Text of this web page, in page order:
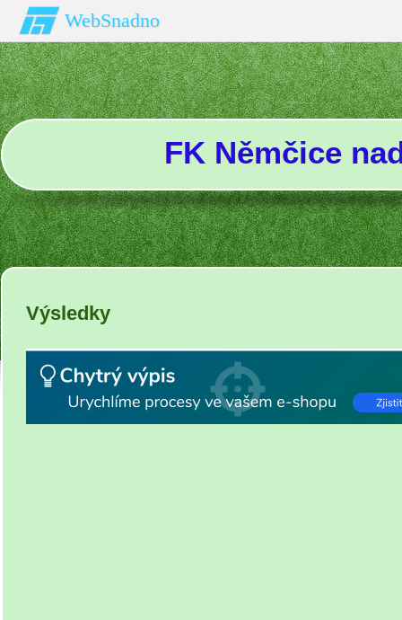
WebSnadno
FK Němčice
Výsledky